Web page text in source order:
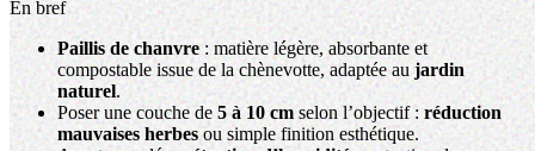
En bref
Paillis de chanvre: matière légère, absorbante et
compostable issue de la chènevotte, adaptée au jardin
naturel.
Poser une couche de5 à 10 cmselon l’objectif : réduction
mauvaises herbesou simple finition esthétique.